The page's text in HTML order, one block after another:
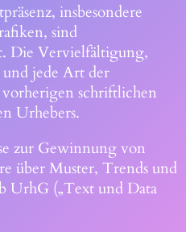
insbesondere
sind
Die Vervielfältigung,
jede Art der
schriftlichen
Urhebers.
zur Gewinnung von
über Muster, Trends und
UrhG („Text und Data